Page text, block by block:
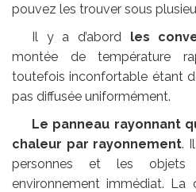
pouvez les trouver sous
Il y a d’abord les
montée de température
toutefois inconfortable étant
pas diffusée uniformément.
Le panneau rayonnant
chaleur par rayonnement.
personnes et les
environnement immédiat. La